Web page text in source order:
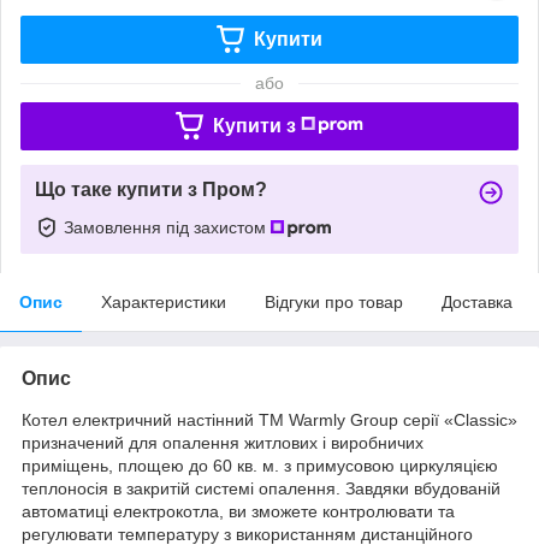
Купити
або
Купити з
Що таке купити з Пром?
Замовлення під захистом
Опис Характеристики Відгуки про товар Доставка
Опис
Котел електричний настінний ТМ Warmly Group серії «Classic»
призначений для опалення житлових і виробничих
приміщень, площею до 60 кв. м. з примусовою циркуляцією
теплоносія в закритій системі опалення. Завдяки вбудованій
автоматиці електрокотла, ви зможете контролювати та
регулювати температуру з використанням дистанційного